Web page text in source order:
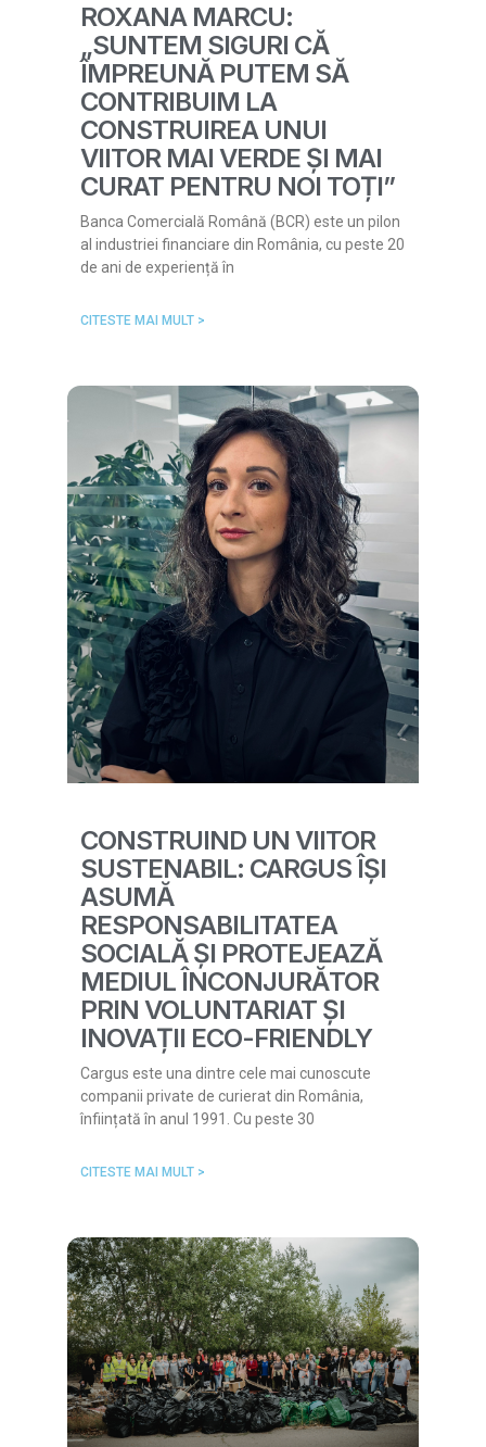
ROXANA MARCU:
„SUNTEM SIGURI CĂ
ÎMPREUNĂ PUTEM SĂ
CONTRIBUIM LA
CONSTRUIREA UNUI
VIITOR MAI VERDE ȘI MAI
CURAT PENTRU NOI TOȚI”
Banca Comercială Română (BCR) este un pilon
al industriei financiare din România, cu peste 20
de ani de experiență în
CITESTE MAI MULT >
CONSTRUIND UN VIITOR
SUSTENABIL: CARGUS ÎȘI
ASUMĂ
RESPONSABILITATEA
SOCIALĂ ȘI PROTEJEAZĂ
MEDIUL ÎNCONJURĂTOR
PRIN VOLUNTARIAT ȘI
INOVAȚII ECO-FRIENDLY
Cargus este una dintre cele mai cunoscute
companii private de curierat din România,
înființată în anul 1991. Cu peste 30
CITESTE MAI MULT >